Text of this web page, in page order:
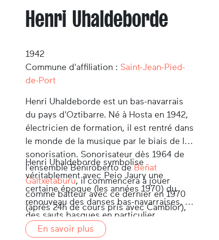
Henri Uhaldeborde
1942
Commune d'affiliation : Saint-Jean-Pied-
de-Port
Henri Uhaldeborde est un bas-navarrais
du pays d'Oztibarre. Né à Hosta en 1942,
électricien de formation, il est rentré dans
le monde de la musique par le biais de la
sonorisation. Sonorisateur dès 1964 de
l'ensemble Beniroberto deBeñat
Galtxetaburu, il commencera à jouer
comme batteur avec ce dernier en 1970
(après 24h de cours pris avec Camblor),
puis formera avec lui,
d'autres l'orchestre Ramuntxo en 1971.
Henri Uhaldeborde symbolise
véritablement avec Peio Jaury une
certaine époque (les années 1970) du
renouveau des danses bas-navarraises, et
des sauts basques en particulier.
En savoir plus